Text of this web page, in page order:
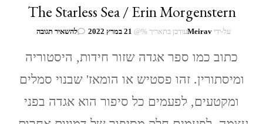
The Starless Sea / Erin Morgenstern
על-ידיMeiravעודכן בתאריך %@ 21 במרץ 2022 להשאיר תגובהבנושא
Starless
/
כתוב כמו ספר אגדה שזור חידות, היסטוריה
ומיסתורין. זהו פסטיש או הומאז' שבנוי סמלים
ומקטעים, לפעמים כל סיפור הוא אגדה בפני